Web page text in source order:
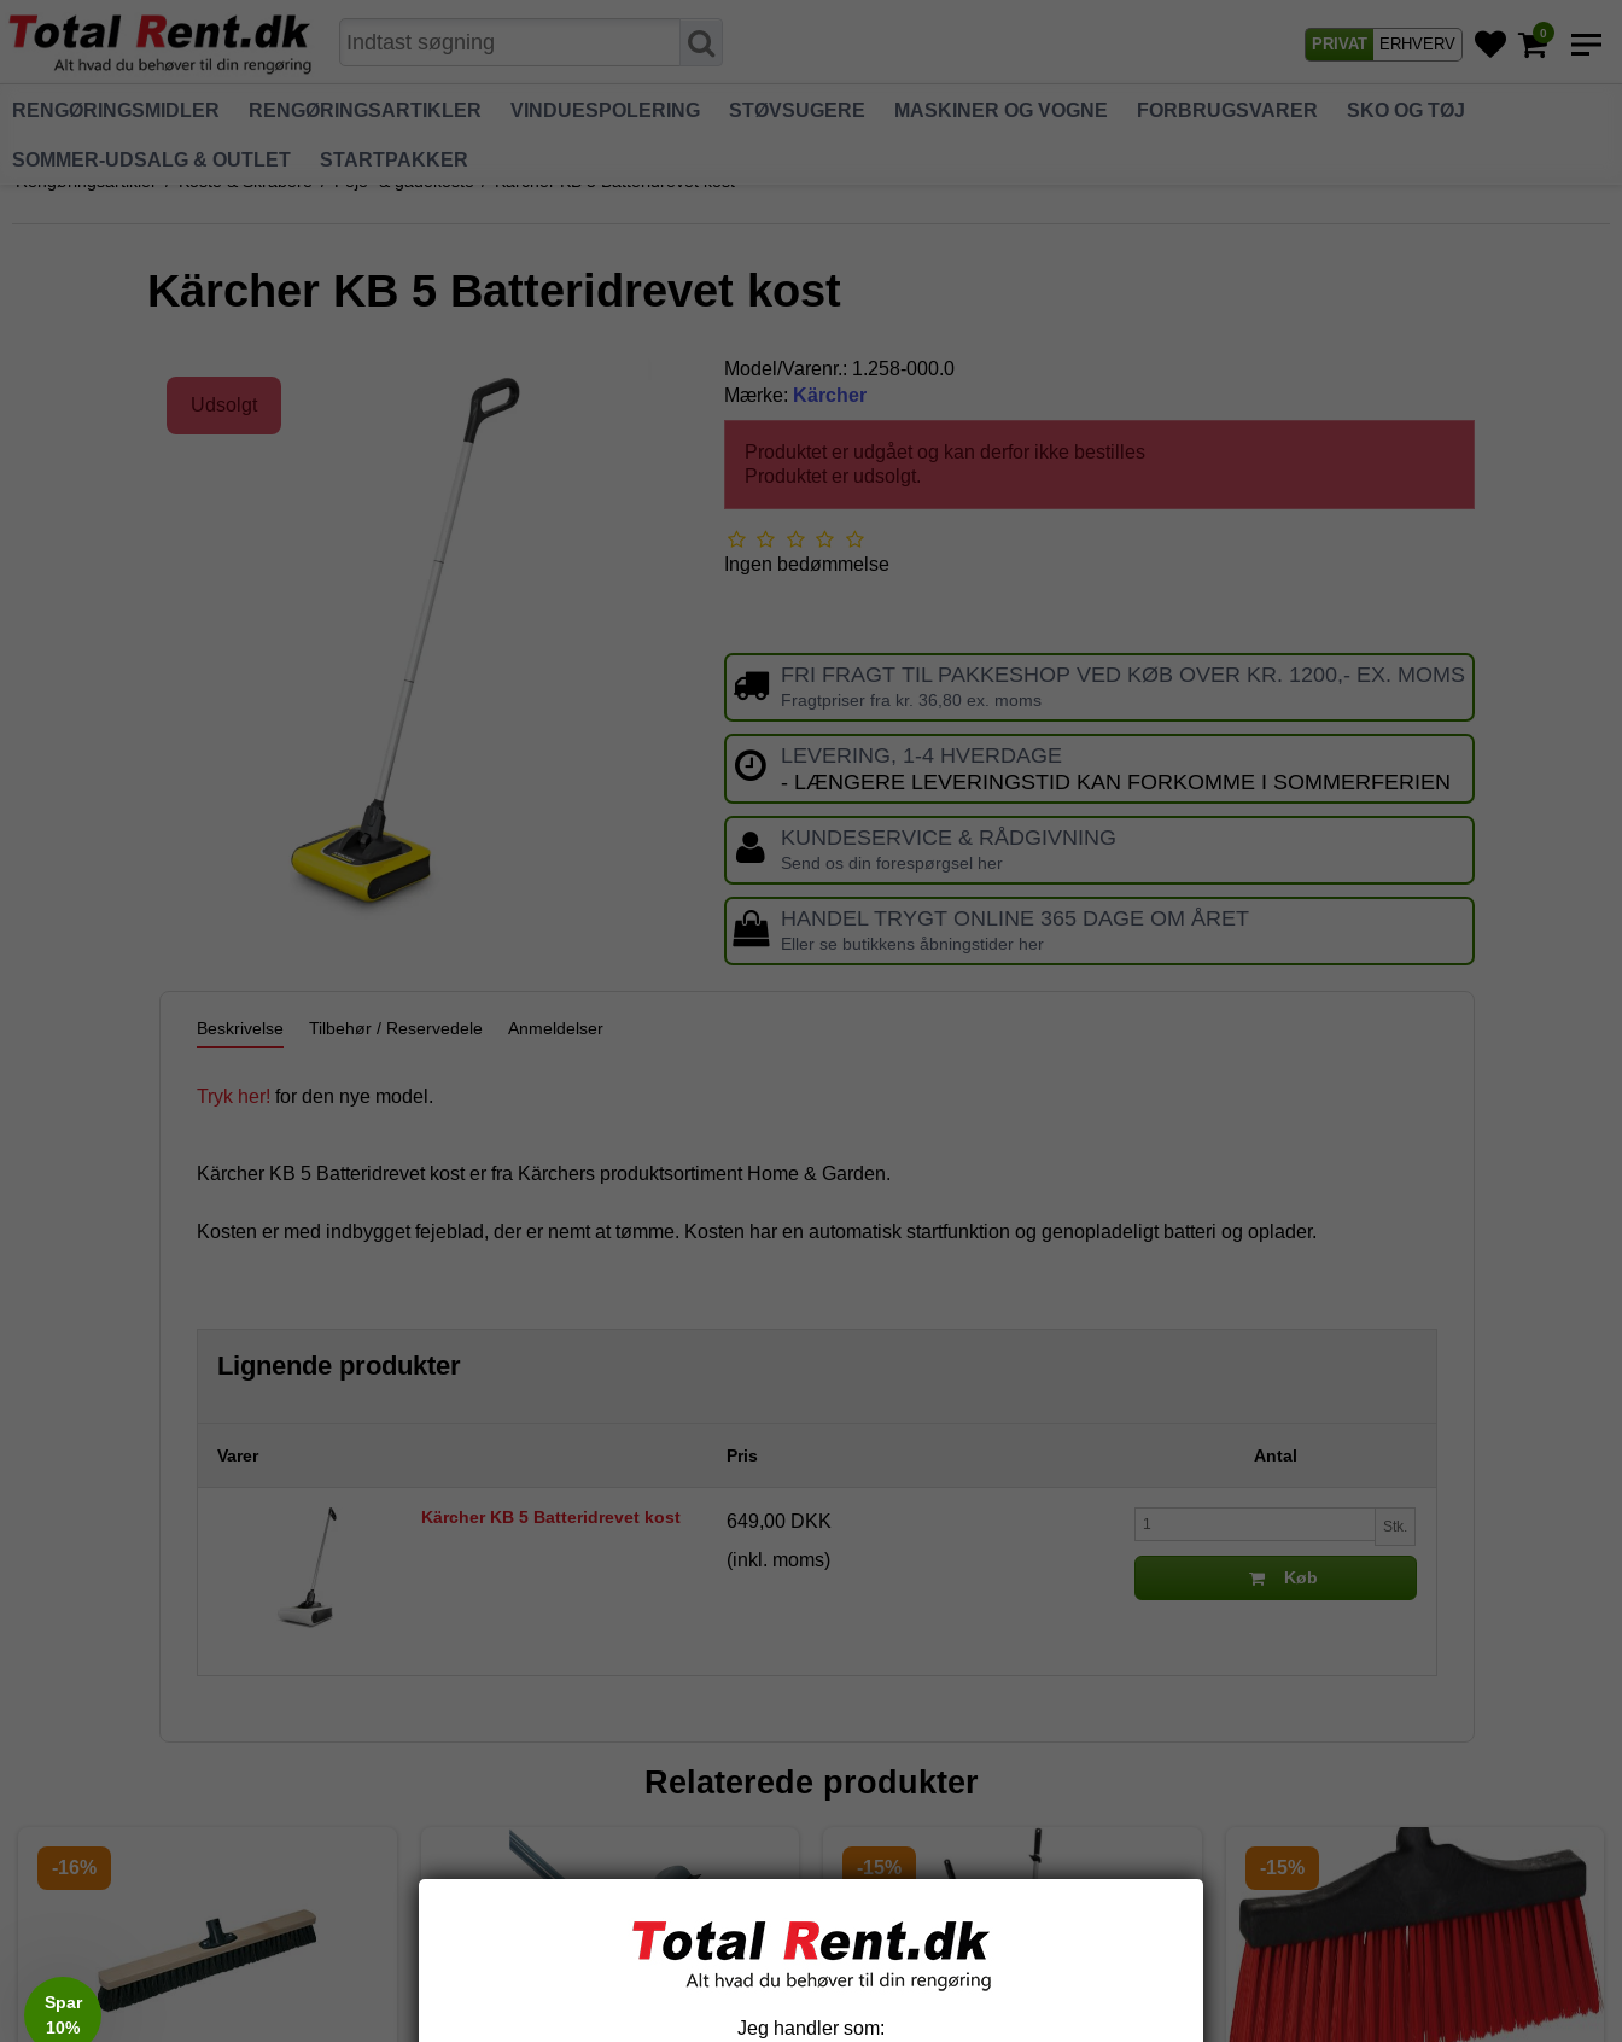
PRIVAT ERHVERV
0
RENGØRINGSMIDLER RENGØRINGSARTIKLER VINDUESPOLERING STØVSUGERE MASKINER OG VOGNE FORBRUGSVARER SKO OG TØJ
SOMMER-UDSALG & OUTLET STARTPAKKER
Rengøringsartikler / Koste & Skrabere / Feje- & gadekoste / Kärcher KB 5 Batteridrevet kost
Kärcher KB 5 Batteridrevet kost
Udsolgt
Model/Varenr.: 1.258-000.0
Mærke: Kärcher
Produktet er udgået og kan derfor ikke bestilles
Produktet er udsolgt.
Ingen bedømmelse
FRI FRAGT TIL PAKKESHOP VED KØB OVER KR. 1200,- EX. MOMS
Fragtpriser fra kr. 36,80 ex. moms
LEVERING, 1-4 HVERDAGE
- LÆNGERE LEVERINGSTID KAN FORKOMME I SOMMERFERIEN
KUNDESERVICE & RÅDGIVNING
Send os din forespørgsel her
HANDEL TRYGT ONLINE 365 DAGE OM ÅRET
Eller se butikkens åbningstider her
Beskrivelse Tilbehør / Reservedele Anmeldelser
Tryk her! for den nye model.
Kärcher KB 5 Batteridrevet kost er fra Kärchers produktsortiment Home & Garden.
Kosten er med indbygget fejeblad, der er nemt at tømme. Kosten har en automatisk startfunktion og genopladeligt batteri og oplader.
Lignende produkter
Varer Pris Antal
Kärcher KB 5 Batteridrevet kost
649,00 DKK
(inkl. moms)
Stk.
Køb
Relaterede produkter
-16% -15% -15%
Jeg handler som:
Spar
10%